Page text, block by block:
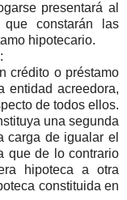
presentará al
constarán las
hipotecario.
:
crédito o préstamo
entidad acreedora,
de todos ellos.
una segunda
carga de igualar el
que de lo contrario
hipoteca a otra
constituida en